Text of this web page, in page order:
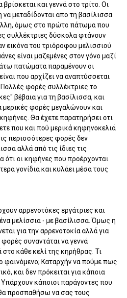
και γεννά στο τρίτο. Οι
μεταδίδονται απο τη βασίλισσα
όμως στο πρώτο πάτωμα που
συλλέκτριες δύσκολα φτάνουν
εικόνα του τριόροφου μελισσιού
είναι μαζεμένες στον γόνο μαζί
πατώματα παραμένουν οι
που αρχίζει να αναπτύσσεται
φορές συλλέκτριες το
βέβαια για τη βασίλισσα, και
μερικές φορές μεγαλώνουν και
Θα έχετε παρατηρήσει οτι
που και πού μερικά κηφηνοκελιά
περισσότερες φορές δεν
αλλά από τις ίδιες τις
ότι οι κηφήνες που προέρχονται
γονίδια και κυλάει μέσα τους
αρρενοτόκες εργάτριες και
μελίσσια - με βασίλισσα. Όμως η
για την αρρενοτοκία αλλά για
συναντάται να γεννά
κάθε κελί της κηρήθρας. Τι
φαινόμενο; Καταρχήν να πούμε πως
και δεν πρόκειται για κάποια
κάποιοι παράγοντες που
προσπαθήσω να σας τους